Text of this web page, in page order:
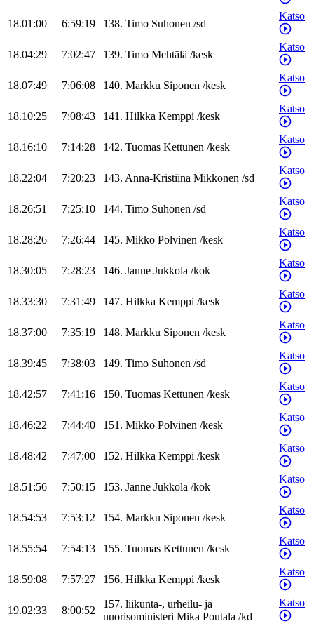
18.01:00 6:59:19 138. Timo Suhonen /sd
Katso
18.04:29 7:02:47 139. Timo Mehtälä /kesk
Katso
18.07:49 7:06:08 140. Markku Siponen /kesk
Katso
18.10:25 7:08:43 141. Hilkka Kemppi /kesk
Katso
18.16:10 7:14:28 142. Tuomas Kettunen /kesk
Katso
18.22:04 7:20:23 143. Anna-Kristiina Mikkonen /sd
Katso
18.26:51 7:25:10 144. Timo Suhonen /sd
Katso
18.28:26 7:26:44 145. Mikko Polvinen /kesk
Katso
18.30:05 7:28:23 146. Janne Jukkola /kok
Katso
18.33:30 7:31:49 147. Hilkka Kemppi /kesk
Katso
18.37:00 7:35:19 148. Markku Siponen /kesk
Katso
18.39:45 7:38:03 149. Timo Suhonen /sd
Katso
18.42:57 7:41:16 150. Tuomas Kettunen /kesk
Katso
18.46:22 7:44:40 151. Mikko Polvinen /kesk
Katso
18.48:42 7:47:00 152. Hilkka Kemppi /kesk
Katso
18.51:56 7:50:15 153. Janne Jukkola /kok
Katso
18.54:53 7:53:12 154. Markku Siponen /kesk
Katso
18.55:54 7:54:13 155. Tuomas Kettunen /kesk
Katso
18.59:08 7:57:27 156. Hilkka Kemppi /kesk
Katso
19.02:33 8:00:52
157. liikunta-, urheilu- ja
nuorisoministeri Mika Poutala /kd
Katso